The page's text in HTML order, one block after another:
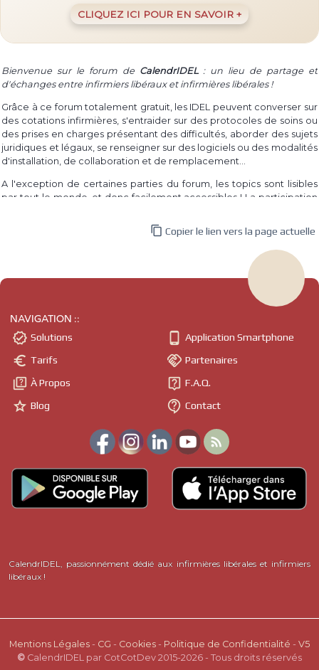
CLIQUEZ ICI POUR EN SAVOIR +
Bienvenue sur le forum de CalendrIDEL: un lieu de partage et
d'échanges entre infirmiers libéraux et infirmières libérales !
Grâce à ce forum totalement gratuit, les IDEL peuvent converser sur
des cotations infirmières, s'entraider sur des protocoles de soins ou
des prises en charges présentant des difficultés, aborder des sujets
juridiques et légaux, se renseigner sur des logiciels ou des modalités
d'installation, de collaboration et de remplacement...
A l'exception de certaines parties du forum, les topics sont lisibles
par tout le monde, et donc facilement accessibles ! La participation
est également totalement gratuite.
tout le monde est libre de participer et d'apporter son expérience
L'idée du forum est venue d'un constat simple : le besoin des IDEL à
parler de leur pratique, à se renseigner sur ce qui les interroge, à
partager leur expérience, et ce au quotidien ! En atteste par
exemple les différents groupes privés des réseaux sociaux sur
Grâce à un forum comme celui-ci, les informations sont trouvables
plus facilement : les questionnements et informations sont triés par
thèmes, par catégories, et ne se noient pas au milieu d'un nombre
incalculable de publications comme ça peut être le cas sur des
N'hésitez donc pas à utiliser, lire et participer à ce forum qui est fait
pour vous !
 Copier le lien vers la page actuelle
NAVIGATION ::
 Solutions
 Tarifs
 À Propos
 Blog
 Application Smartphone
 Partenaires
 F.A.Q.
 Contact

CalendrIDEL, passionnément dédié aux infirmières libérales et infirmiers
libéraux !
Mentions Légales - CG - Cookies - Politique de Confidentialité - V5
© CalendrIDEL par CotCotDev 2015-2026 - Tous droits réservés